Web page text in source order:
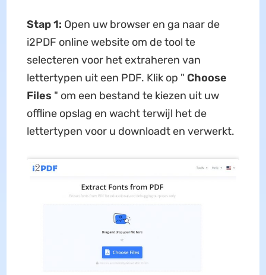
Stap 1: Open uw browser en ga naar de
i2PDF online website om de tool te
selecteren voor het extraheren van
lettertypen uit een PDF. Klik op " Choose
Files " om een ​​bestand te kiezen uit uw
offline opslag en wacht terwijl het de
lettertypen voor u downloadt en verwerkt.